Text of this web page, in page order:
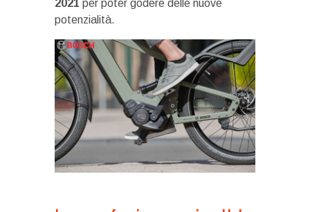
2021 per poter godere delle nuove
potenzialità.